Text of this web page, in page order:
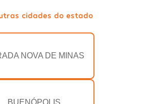
cidades do estado
NOVA DE MINAS